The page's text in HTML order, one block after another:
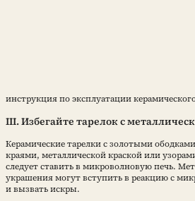
инструкция по эксплуатации
III. Избегайте тарелок с
Керамические тарелки с золотыми
краями, металлической краской или
следует ставить в микроволновую печь.
украшения могут вступить в реакцию с
и вызвать искры.